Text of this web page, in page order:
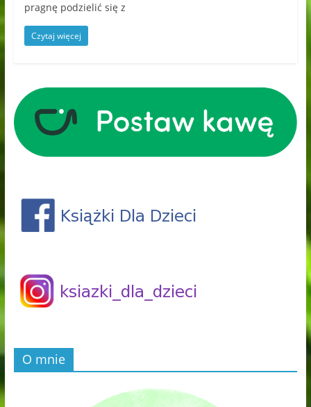
pragnę podzielić się z
Czytaj więcej
O mnie